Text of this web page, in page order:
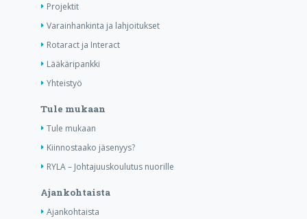
Projektit
Varainhankinta ja lahjoitukset
Rotaract ja Interact
Lääkäripankki
Yhteistyö
Tule mukaan
Tule mukaan
Kiinnostaako jäsenyys?
RYLA – Johtajuuskoulutus nuorille
Ajankohtaista
Ajankohtaista